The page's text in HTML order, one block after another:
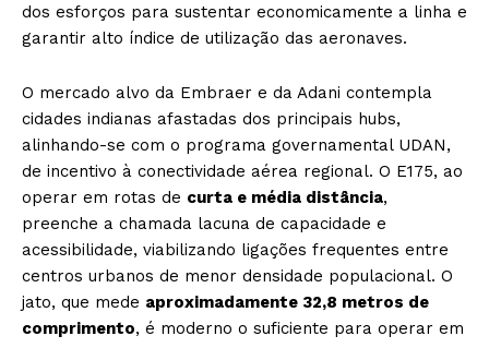
dos esforços para sustentar economicamente a linha e
garantir alto índice de utilização das aeronaves.
O mercado alvo da Embraer e da Adani contempla
cidades indianas afastadas dos principais hubs,
alinhando-se com o programa governamental UDAN,
de incentivo à conectividade aérea regional. O E175, ao
operar em rotas de curta e média distância,
preenche a chamada lacuna de capacidade e
acessibilidade, viabilizando ligações frequentes entre
centros urbanos de menor densidade populacional. O
jato, que mede aproximadamente 32,8 metros de
comprimento, é moderno o suficiente para operar em